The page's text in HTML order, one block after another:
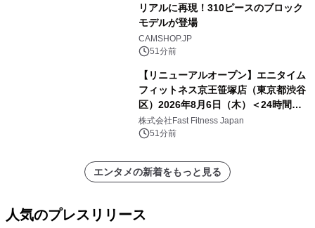
リアルに再現！310ピースのブロック
モデルが登場
CAMSHOP.JP
51分前
【リニューアルオープン】エニタイム
フィットネス京王笹塚店（東京都渋谷
区）2026年8月6日（木）＜24時間年
中無休のフィットネスジム＞
株式会社Fast Fitness Japan
51分前
エンタメの新着をもっと見る
人気のプレスリリース